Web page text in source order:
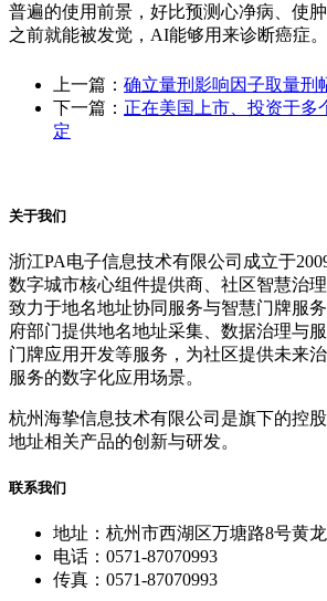
普遍的使用前景，好比预测心净病、使
之前就能被发觉，AI能够用来诊断癌症。
上一篇： 确立量刑影响因子取量刑
下一篇： 正在美国上市、投资于多
定
关于我们
浙江PA电子信息技术有限公司成立于
数字城市核心组件提供商、社区智慧治
致力于地名地址协同服务与智慧门牌服
府部门提供地名地址采集、数据治理与
门牌应用开发等服务，为社区提供未来
服务的数字化应用场景。
杭州海挚信息技术有限公司是旗下的控
地址相关产品的创新与研发。
联系我们
地址：杭州市西湖区万塘路8号黄
电话：0571-87070993
传真：0571-87070993